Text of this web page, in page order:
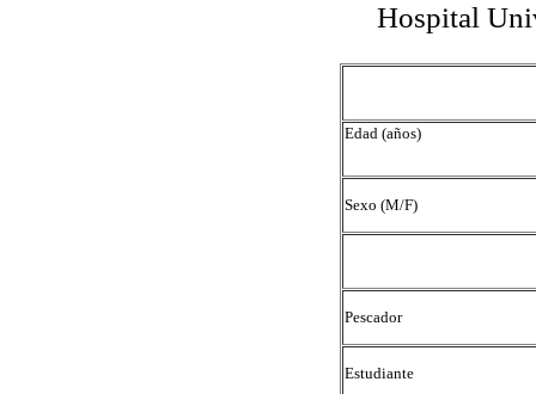
Hospital
Edad (años)
Sexo (M/F)
Pescador
Estudiante